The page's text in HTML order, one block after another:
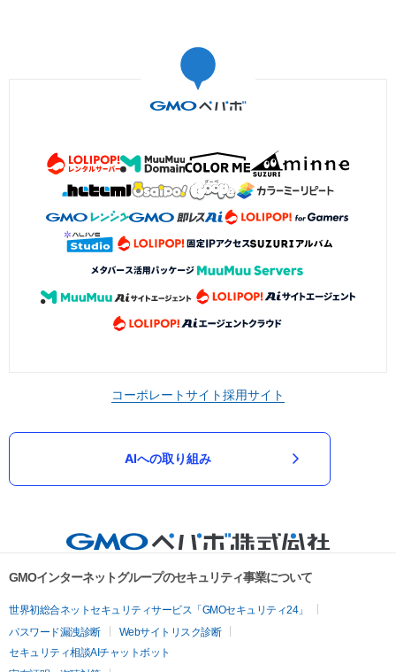
コーポレートサイト採用サイト
AIへの取り組み
GMOインターネットグループのセキュリティ事業について
世界初総合ネットセキュリティサービス「GMOセキュリティ24」
パスワード漏洩診断
Webサイトリスク診断
セキュリティ相談AIチャットボット